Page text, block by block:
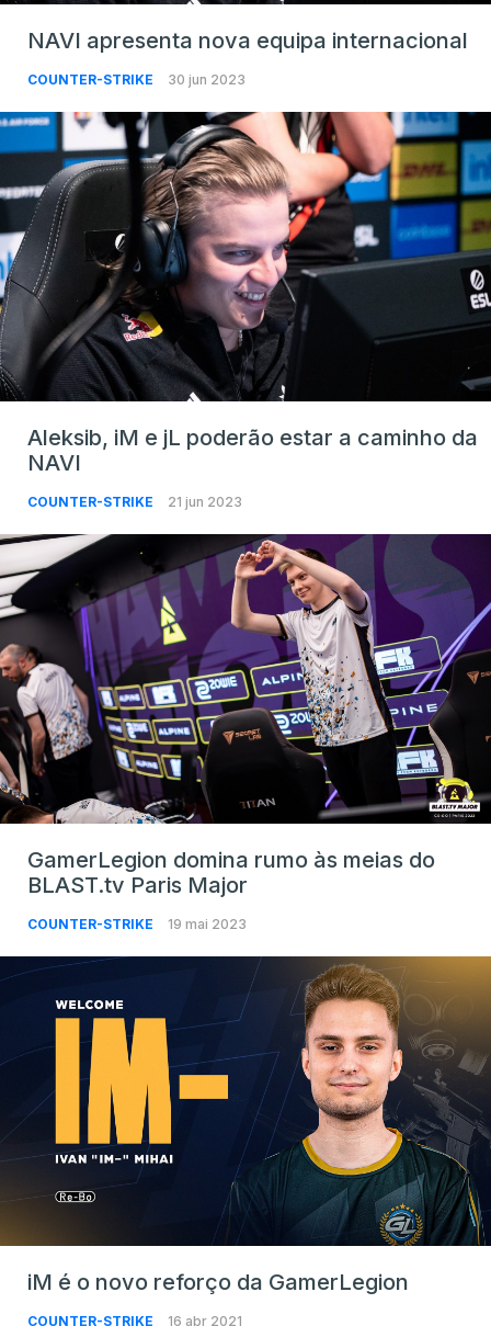
NAVI apresenta nova equipa internacional
COUNTER-STRIKE 30 jun 2023
Aleksib, iM e jL poderão estar a caminho da
NAVI
COUNTER-STRIKE 21 jun 2023
GamerLegion domina rumo às meias do
BLAST.tv Paris Major
COUNTER-STRIKE 19 mai 2023
iM é o novo reforço da GamerLegion
COUNTER-STRIKE 16 abr 2021